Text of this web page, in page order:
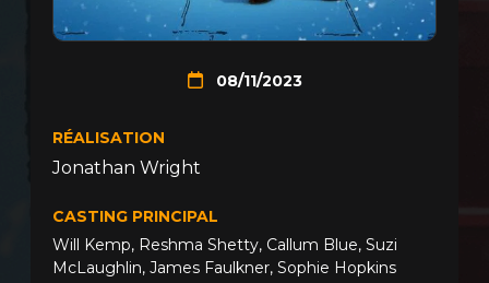
08/11/2023
RÉALISATION
Jonathan Wright
CASTING PRINCIPAL
Will Kemp, Reshma Shetty, Callum Blue, Suzi
McLaughlin, James Faulkner, Sophie Hopkins